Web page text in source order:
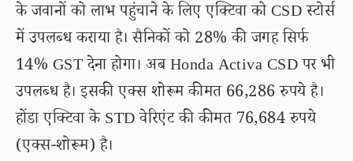
के जवानों को लाभ पहुंचाने के लिए एक्टिवा को CSD स्टोर्स
में उपलब्ध कराया है। सैनिकों को 28% की जगह सिर्फ
14% GST देना होगा। अब Honda Activa CSD पर भी
उपलब्ध है। इसकी एक्स शोरूम कीमत 66,286 रुपये है।
होंडा एक्टिवा के STD वेरिएंट की कीमत 76,684 रुपये
(एक्स-शोरूम) है।